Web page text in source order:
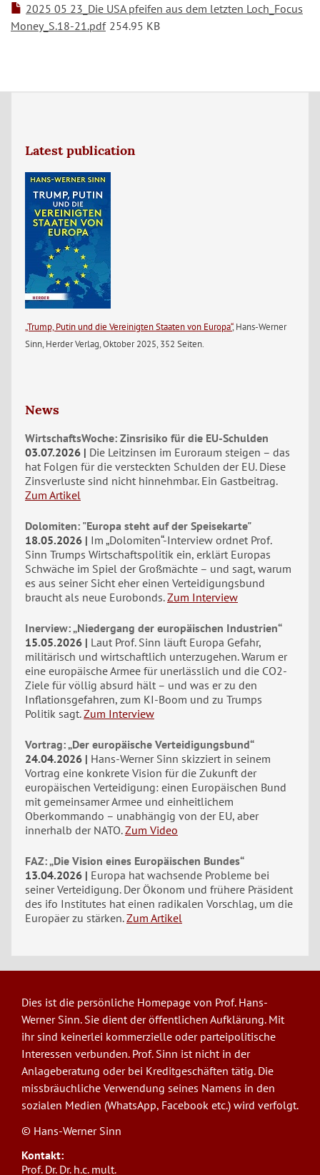
2025 05 23_Die USA pfeifen aus dem letzten Loch_Focus
Money_S.18-21.pdf 254.95 KB
Latest publication
„Trump, Putin und die Vereinigten Staaten von Europa“, Hans-Werner
Sinn, Herder Verlag, Oktober 2025, 352 Seiten.
News
WirtschaftsWoche: Zinsrisiko für die EU-Schulden
03.07.2026
Die Leitzinsen im Euroraum steigen – das
hat Folgen für die versteckten Schulden der EU. Diese
Zinsverluste sind nicht hinnehmbar. Ein Gastbeitrag.
Zum Artikel
Dolomiten: "Europa steht auf der Speisekarte"
18.05.2026
Im „Dolomiten“-Interview ordnet Prof.
Sinn Trumps Wirtschaftspolitik ein, erklärt Europas
Schwäche im Spiel der Großmächte – und sagt, warum
es aus seiner Sicht eher einen Verteidigungsbund
braucht als neue Eurobonds. Zum Interview
Inerview: „Niedergang der europäischen Industrien“
15.05.2026
Laut Prof. Sinn läuft Europa Gefahr,
militärisch und wirtschaftlich unterzugehen. Warum er
eine europäische Armee für unerlässlich und die CO2-
Ziele für völlig absurd hält – und was er zu den
Inflationsgefahren, zum KI-Boom und zu Trumps
Politik sagt. Zum Interview
Vortrag: „Der europäische Verteidigungsbund“
24.04.2026
Hans-Werner Sinn skizziert in seinem
Vortrag eine konkrete Vision für die Zukunft der
europäischen Verteidigung: einen Europäischen Bund
mit gemeinsamer Armee und einheitlichem
Oberkommando – unabhängig von der EU, aber
innerhalb der NATO. Zum Video
FAZ: „Die Vision eines Europäischen Bundes“
13.04.2026
Europa hat wachsende Probleme bei
seiner Verteidigung. Der Ökonom und frühere Präsident
des ifo Institutes hat einen radikalen Vorschlag, um die
Europäer zu stärken. Zum Artikel
Dies ist die persönliche Homepage von Prof. Hans-
Werner Sinn. Sie dient der öffentlichen Aufklärung. Mit
ihr sind keinerlei kommerzielle oder parteipolitische
Interessen verbunden. Prof. Sinn ist nicht in der
Anlageberatung oder bei Kreditgeschäften tätig. Die
missbräuchliche Verwendung seines Namens in den
sozialen Medien (WhatsApp, Facebook etc.) wird verfolgt.
© Hans-Werner Sinn
Kontakt:
Prof. Dr. Dr. h.c. mult.